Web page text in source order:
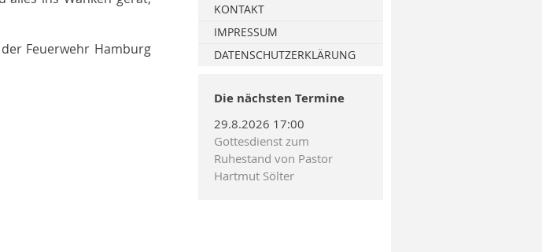
Erzbistum Hamburg
Fortbildung am BG Klinikum
Hamburg
Kirchenleute heute 17.2.2018,
ZDF Live Gottesdienst
1.10.2017
Bundeskongress
Notfallseelsorge und
KONTAKT
Spenden
IMPRESSUM
DATENSCHUTZERKLÄRUNG
Die nächsten Termine
29.8.2026 17:00
Gottesdienst zum
Ruhestand von Pastor
Hartmut Sölter
Feuerwehr Hamburg